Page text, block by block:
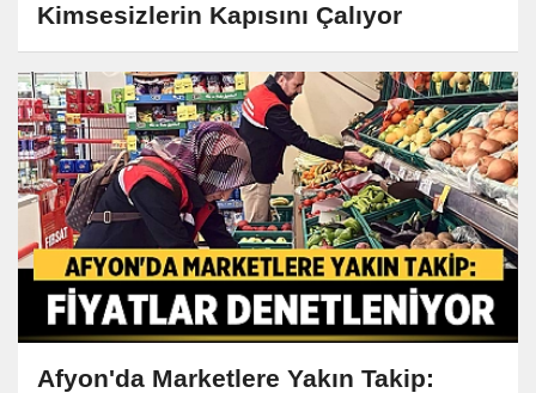
Kimsesizlerin Kapısını Çalıyor
Afyon'da Marketlere Yakın Takip: